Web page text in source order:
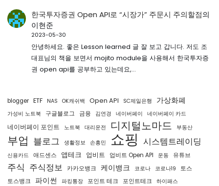
한국투자증권 Open API로 “시장가” 주문시 주의할점의
이현준
2023-05-30
안녕하세요. 좋은 Lesson learned 글 잘 보고 갑니다. 저도 조
대표님의 책을 보면서 mojito module을 사용해서 한국투자증
권 open api를 공부하고 있는데요,…
blogger ETF NAS OK캐쉬백 Open API SC제일은행 가상화폐
가성비 노트북 구글블로그 금융 김연경 네이버페이 네이버페이 카드
네이버페이 포인트 노트북 대리운전 디지털노마드 부동산
부업 블로그 생활정보 손흥민 쇼핑 시스템트레이딩
신용카드 애드센스 앱테크 업비트 업비트 Open API 운동 유튜브
주식 주식정보 카카오뱅크 케이뱅크 코로나 코로나19
토스
토스뱅크
파이썬 파킹통장 포인트 테크 포인트테크 하이패스